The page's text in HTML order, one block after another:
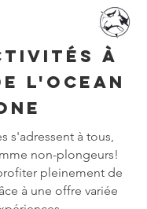
à
L'OCEAN
s'adressent à tous,
non-plongeurs!
pleinement de
à une offre variée